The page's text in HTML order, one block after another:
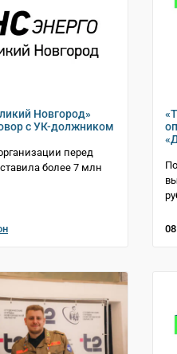
Новгород»
с УК-должником
перед
более 7 млн